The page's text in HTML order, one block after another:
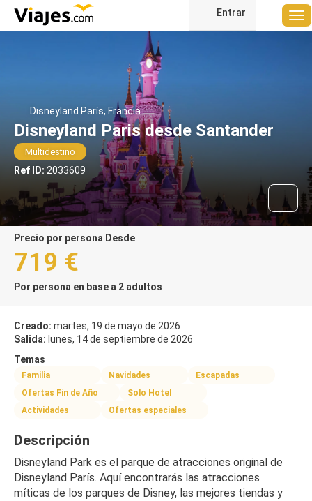
Entrar
Disneyland París, Francia
Disneyland Paris desde Santander
Multidestino
Ref ID: 2033609
precio por persona Desde
719 €
Por persona en base a 2 adultos
Creado: martes, 19 de mayo de 2026
Salida: lunes, 14 de septiembre de 2026
Temas
Familia Navidades
Escapadas
Ofertas Fin de Año
Solo Hotel
Actividades
Ofertas especiales
Descripción
Disneyland Park es el parque de atracciones original de
Disneyland París. Aquí encontrarás las atracciones
míticas de los parques de Disney, las mejores tiendas y